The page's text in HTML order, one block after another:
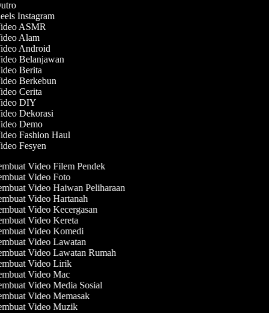
Instagram
ASMR
Alam
Android
Belanjawan
Berita
Berkebun
Cerita
DIY
Dekorasi
Demo
Fashion Haul
Fesyen
Video Filem Pendek
Video Foto
Video Haiwan Peliharaan
Video Hartanah
Video Kecergasan
Video Kereta
Video Komedi
Video Lawatan
Video Lawatan Rumah
Video Lirik
Video Mac
Video Media Sosial
Video Memasak
Video Muzik